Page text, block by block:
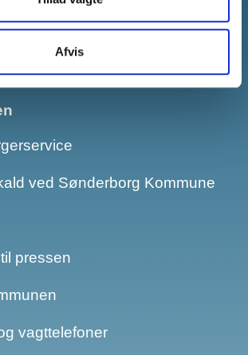
Afvis
97 73
ved Sønderborg Kommune
pressen
vagttelefoner